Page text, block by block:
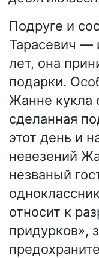
Подруге и
Тарасевич —
лет, она
подарки.
Жанне кукла
сделанная
этот день и
невезений
незваный
относит к
придурков»,